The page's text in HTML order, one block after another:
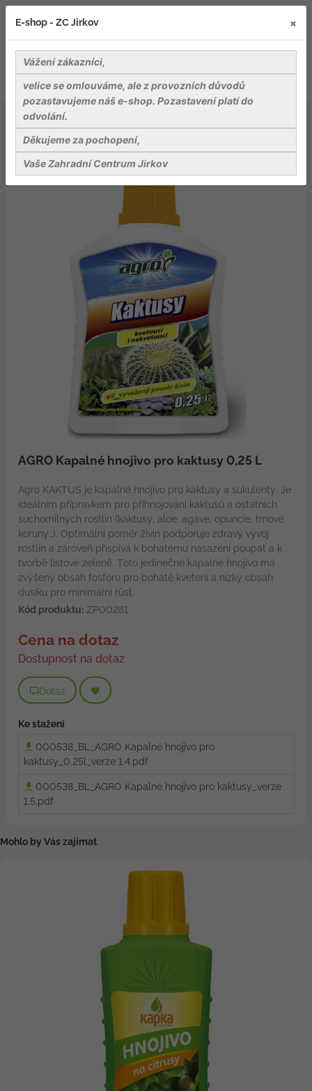
Záhradnické potřeby
AGRO Kapalné hnojivo pro kaktusy 0,25 L
AGRO Kapalné hnojivo pro kaktusy 0,25 L
Agro KAKTUS je kapalné hnojivo pro kaktusy a sukulenty. Je
ideálním přípravkem pro přihnojování kaktusů a ostatních
suchomilných rostlin (kaktusy, aloe, agáve, opuncie, trnové
koruny…). Optimální poměr živin podporuje zdravý vývoj
rostlin a zároveň přispívá k bohatému nasazení poupat a k
tvorbě listové zeleně. Toto jedinečné kapalné hnojivo má
zvýšený obsah fosforu pro bohaté kvetení a nízký obsah
dusíku pro minimální růst.
Kód produktu:ZP00281
Cena na dotaz
Dostupnost na dotaz
Dotaz
Ke stažení
000538_BL_AGRO Kapalné hnojivo pro
kaktusy_0,25l_verze 1.4.pdf
000538_BL_AGRO Kapalné hnojivo pro kaktusy_verze
1.5.pdf
Mohlo by Vás zajímat
E-shop - ZC Jirkov ×
Vážení zákazníci,
velice se omlouváme, ale z provozních důvodů
pozastavujeme náš e-shop. Pozastavení platí do
odvolání.
Děkujeme za pochopení,
Vaše Zahradní Centrum Jirkov